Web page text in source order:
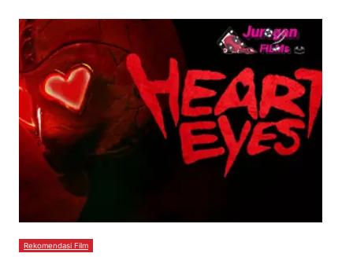
Rekomendasi Film